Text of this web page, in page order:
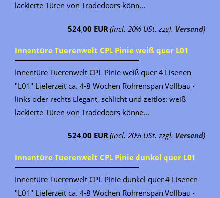
lackierte Türen von Tradedoors könn...
524,00 EUR (incl. 20% USt. zzgl. Versand)
Innentüre Tuerenwelt CPL Pinie weiß quer L01
Innentüre Tuerenwelt CPL Pinie weiß quer 4 Lisenen
"L01" Lieferzeit ca. 4-8 Wochen Röhrenspan Vollbau -
links oder rechts Elegant, schlicht und zeitlos: weiß
lackierte Türen von Tradedoors könne...
524,00 EUR (incl. 20% USt. zzgl. Versand)
Innentüre Tuerenwelt CPL Pinie dunkel quer L01
Innentüre Tuerenwelt CPL Pinie dunkel quer 4 Lisenen
"L01" Lieferzeit ca. 4-8 Wochen Röhrenspan Vollbau -